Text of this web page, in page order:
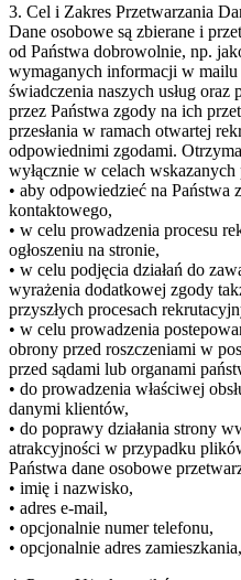
3. Cel i Zakres Przetwarzania
Dane osobowe są zbierane i
od Państwa dobrowolnie, np.
wymaganych informacji w
świadczenia naszych usług oraz
przez Państwa zgody na ich
przesłania w ramach otwartej
odpowiednimi zgodami.
wyłącznie w celach wskazanych
• aby odpowiedzieć na
kontaktowego,
• w celu prowadzenia procesu
ogłoszeniu na stronie,
• w celu podjęcia działań do
wyrażenia dodatkowej zgody
przyszłych procesach
• w celu prowadzenia
obrony przed roszczeniami w
przed sądami lub organami
• do prowadzenia właściwej
danymi klientów,
• do poprawy działania strony
atrakcyjności w przypadku
Państwa dane osobowe
• imię i nazwisko,
• adres e-mail,
• opcjonalnie numer telefonu,
• opcjonalnie adres zamieszkania,